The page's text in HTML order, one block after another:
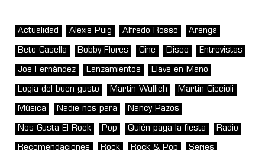
Actualidad Alexis Puig Alfredo Rosso Arenga
Beto Casella Bobby Flores Cine Disco Entrevistas
Joe Fernández Lanzamientos Llave en Mano
Logia del buen gusto Martin Wullich Martín Ciccioli
Música Nadie nos para Nancy Pazos
Nos Gusta El Rock Pop Quién paga la fiesta Radio
Recomendaciones Rock Rock & Pop Series